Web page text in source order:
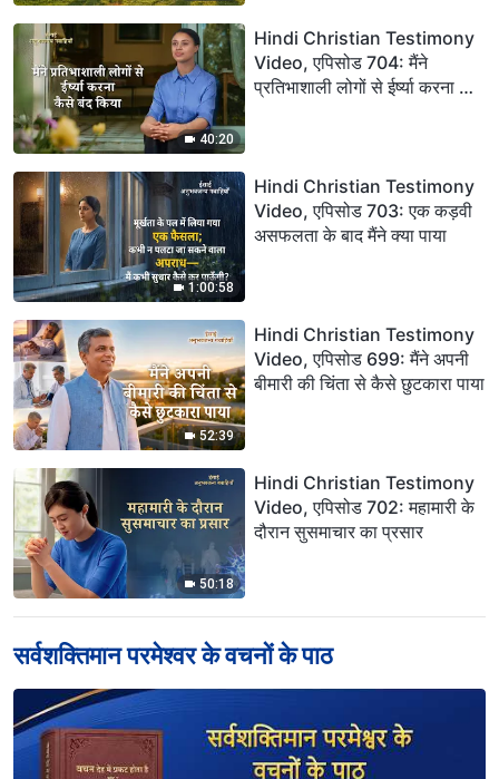
40:20
Hindi Christian Testimony
Video, एपिसोड 704: मैंने
प्रतिभाशाली लोगों से ईर्ष्या करना कैसे
1:00:58
Hindi Christian Testimony
Video, एपिसोड 703: एक कड़वी
असफलता के बाद मैंने क्या पाया
52:39
Hindi Christian Testimony
Video, एपिसोड 699: मैंने अपनी
बीमारी की चिंता से कैसे छुटकारा पाया
50:18
Hindi Christian Testimony
Video, एपिसोड 702: महामारी के
दौरान सुसमाचार का प्रसार
सर्वशक्तिमान परमेश्‍वर के वचनों के पाठ